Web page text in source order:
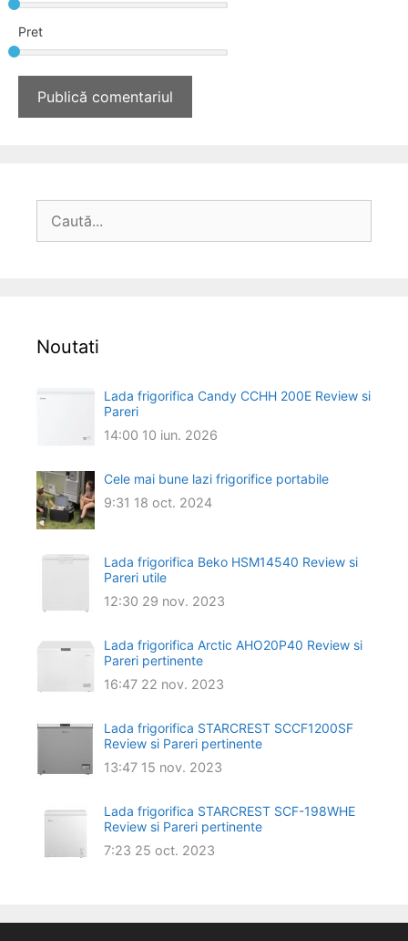
Pret
după:
Noutati
Lada frigorifica Candy CCHH 200E Review si
Pareri
14:00 10 iun. 2026
Cele mai bune lazi frigorifice portabile
9:31 18 oct. 2024
Lada frigorifica Beko HSM14540 Review si
Pareri utile
12:30 29 nov. 2023
Lada frigorifica Arctic AHO20P40 Review si
Pareri pertinente
16:47 22 nov. 2023
Lada frigorifica STARCREST SCCF1200SF
Review si Pareri pertinente
13:47 15 nov. 2023
Lada frigorifica STARCREST SCF-198WHE
Review si Pareri pertinente
7:23 25 oct. 2023